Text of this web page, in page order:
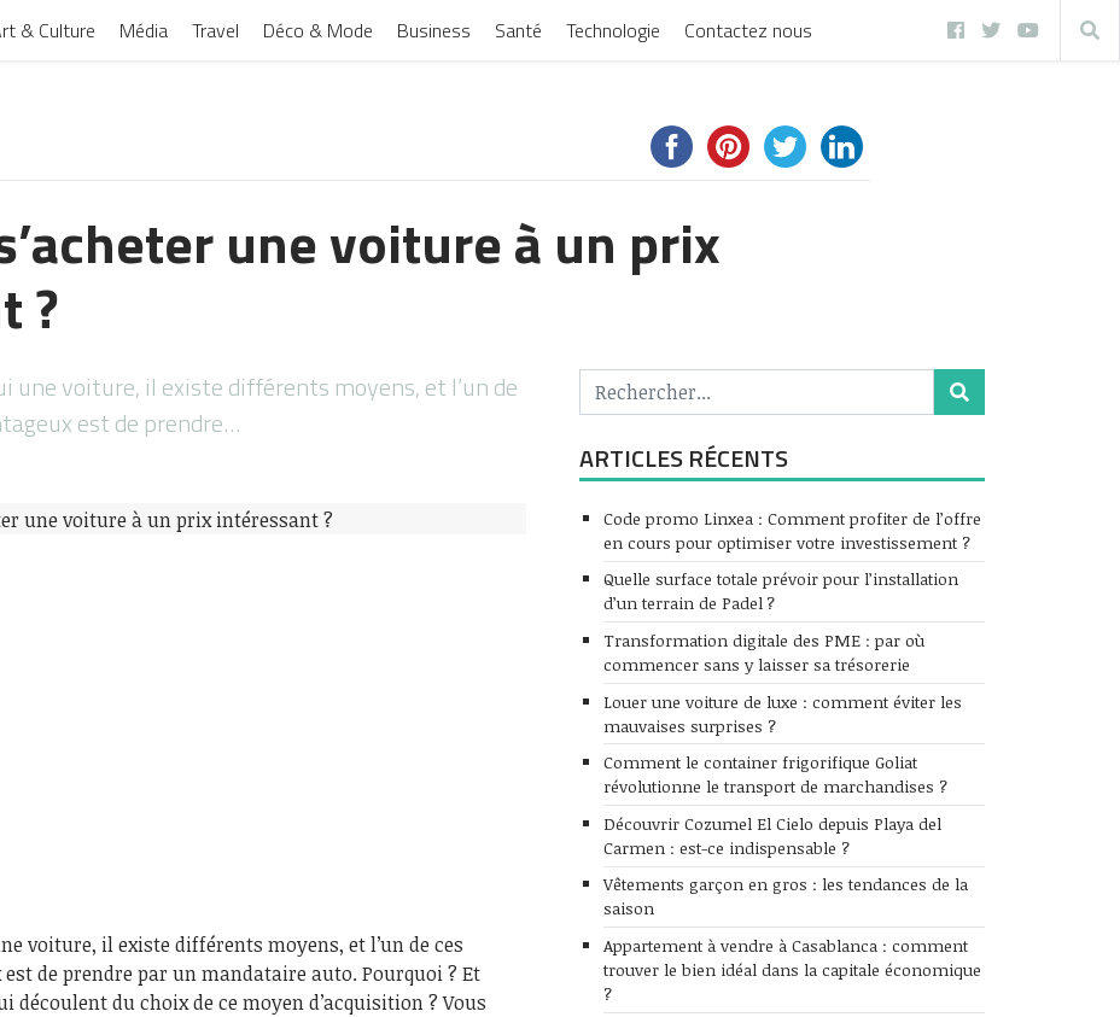
& Culture Média Travel Déco & Mode Business Santé Technologie Contactez nous
une voiture à un prix
?
une voiture, il existe différents moyens, et l’un de
est de prendre…
voiture, il existe différents moyens, et l’un de ces
de prendre par un mandataire auto. Pourquoi ? Et
découlent du choix de ce moyen d’acquisition ? Vous
ARTICLES RÉCENTS
Code promo Linxea : Comment profiter de l’offre
en cours pour optimiser votre investissement ?
Quelle surface totale prévoir pour l’installation
d’un terrain de Padel ?
Transformation digitale des PME : par où
commencer sans y laisser sa trésorerie
Louer une voiture de luxe : comment éviter les
mauvaises surprises ?
Comment le container frigorifique Goliat
révolutionne le transport de marchandises ?
Découvrir Cozumel El Cielo depuis Playa del
Carmen : est-ce indispensable ?
Vêtements garçon en gros : les tendances de la
saison
Appartement à vendre à Casablanca : comment
trouver le bien idéal dans la capitale économique
?